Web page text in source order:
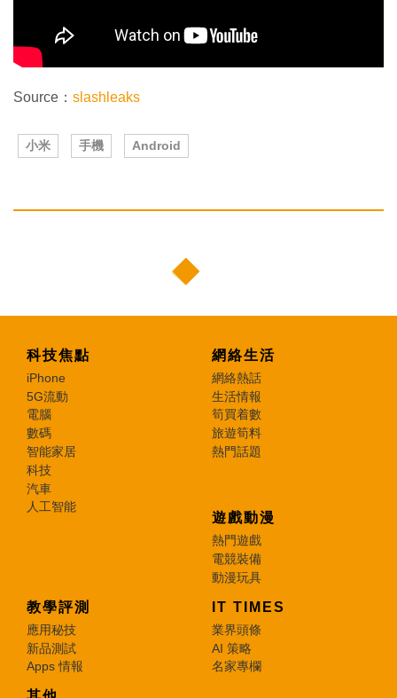
Source： slashleaks
小米 手機 Android
科技焦點
iPhone
5G流動
電腦
數碼
智能家居
科技
汽車
人工智能
網絡生活
網絡熱話
生活情報
筍買着數
旅遊筍料
熱門話題
遊戲動漫
熱門遊戲
電競裝備
動漫玩具
教學評測
應用秘技
新品測試
Apps 情報
IT TIMES
業界頭條
AI 策略
名家專欄